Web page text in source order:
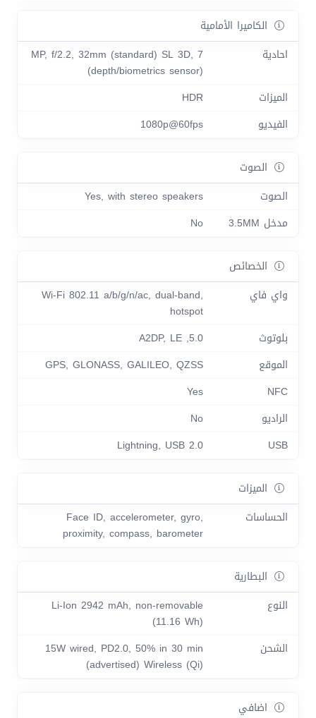
الكاميرا الأمامية
احادية
7 MP, f/2.2, 32mm (standard) SL 3D,
(depth/biometrics sensor)
الميزات
HDR
الفيديو
1080p@60fps
الصوت
الصوت
Yes, with stereo speakers
مدخل 3.5MM
No
الخصائص
واي فاي
Wi-Fi 802.11 a/b/g/n/ac, dual-band,
hotspot
بلوتوث
5.0, A2DP, LE
الموقع
GPS, GLONASS, GALILEO, QZSS
NFC
Yes
الراديو
No
USB
Lightning, USB 2.0
الميزات
الحساسات
Face ID, accelerometer, gyro,
proximity, compass, barometer
البطارية
النوع
Li-Ion 2942 mAh, non-removable
(11.16 Wh)
الشحن
15W wired, PD2.0, 50% in 30 min
(advertised) Wireless (Qi)
اضافي